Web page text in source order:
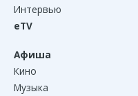
Интервью
eTV
Афиша
Кино
Музыка